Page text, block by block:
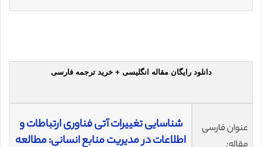
دانلود رایگان مقاله انگلیسی + خرید ترجمه فارسی
عنوان فارسی
شناسایی تغییرات آتی فناوری ارتباطات و
اطلاعات در مدیریت منابع انسانی: مطالعه